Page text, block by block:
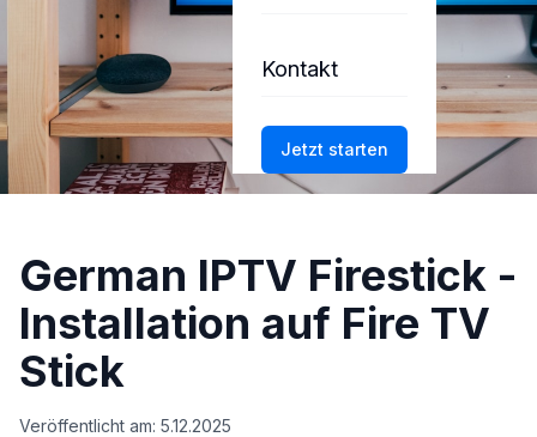
Kontakt
Jetzt starten
German IPTV Firestick -
Installation auf Fire TV
Stick
Veröffentlicht am: 5.12.2025